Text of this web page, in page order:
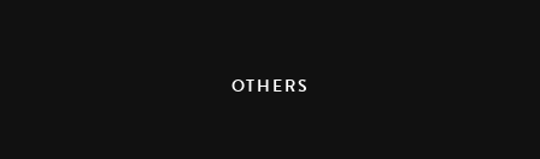
OTHERS